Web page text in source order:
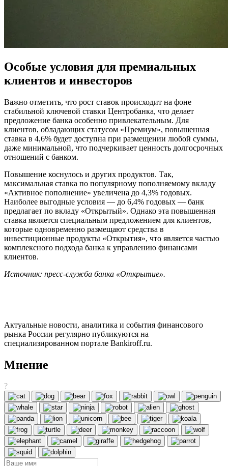
Особые условия для премиальных
клиентов и инвесторов
Важно отметить, что рост ставок происходит на фоне
стабильной ключевой ставки Центробанка, что делает
предложение банка особенно привлекательным. Для
клиентов, обладающих статусом «Премиум», повышенная
ставка в 4,6% будет доступна при размещении любой суммы,
даже минимальной, что подчеркивает ценность долгосрочных
отношений с банком.
Повышение коснулось и других продуктов. Так,
максимальная ставка по популярному пополняемому вкладу
«Активное пополнение» увеличена до 4,3% годовых.
Наиболее выгодные условия — до 6,4% годовых — банк
предлагает по вкладу «Открытый». Однако эта повышенная
ставка является специальным предложением для клиентов,
которые одновременно размещают средства в
инвестиционные продукты «Открытия», что является частью
комплексного подхода банка к управлению финансами
клиентов.
Источник: пресс-служба банка «Открытие».
Актуальные новости, аналитика и события финансового
рынка России регулярно публикуются на
специализированном портале Bankiroff.ru.
Мнение
?